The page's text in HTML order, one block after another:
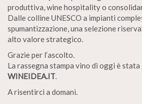
produttiva, wine hospitality o
Dalle colline UNESCO a impianti
spumantizzazione, una selezione
alto valore strategico.
Grazie per l’ascolto.
La rassegna stampa vino di oggi è
WINEIDEA.IT.
A risentirci a domani.